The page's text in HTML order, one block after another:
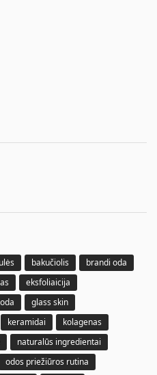
bakučiolis
brandi oda
eksfoliaicija
glass skin
keramidai
kolagenas
naturalūs ingredientai
odos priežiūros rutina